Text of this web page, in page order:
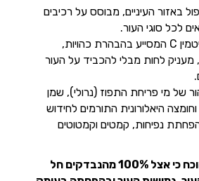
באזור העיניים, מבוסס על רכיבים
לכל סוגי העור.
קרם העיניים עשיר בויטמין C המסייע בהבהרת כהויות,
מעניק לחות מבלי להכביד על העור
של מי פריחת התפוז (נרולי), שמן
וחומצה היאלורונית התורמים לחידוש
נפיחות, קמטים וקמטוטים
V נבדק קלינית – הוכח כי אצל 100% מהנבדקים חל